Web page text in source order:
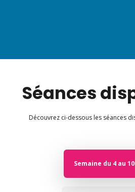
Séances
Découvrez ci-dessous les séances
Semaine du 4 au